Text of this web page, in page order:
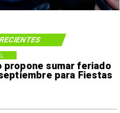
propone sumar feriado
para Fiestas